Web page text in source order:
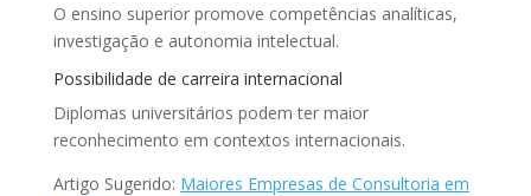
O ensino superior promove competências analíticas,
investigação e autonomia intelectual.
Possibilidade de carreira internacional
Diplomas universitários podem ter maior
reconhecimento em contextos internacionais.
Artigo Sugerido: Maiores Empresas de Consultoria em